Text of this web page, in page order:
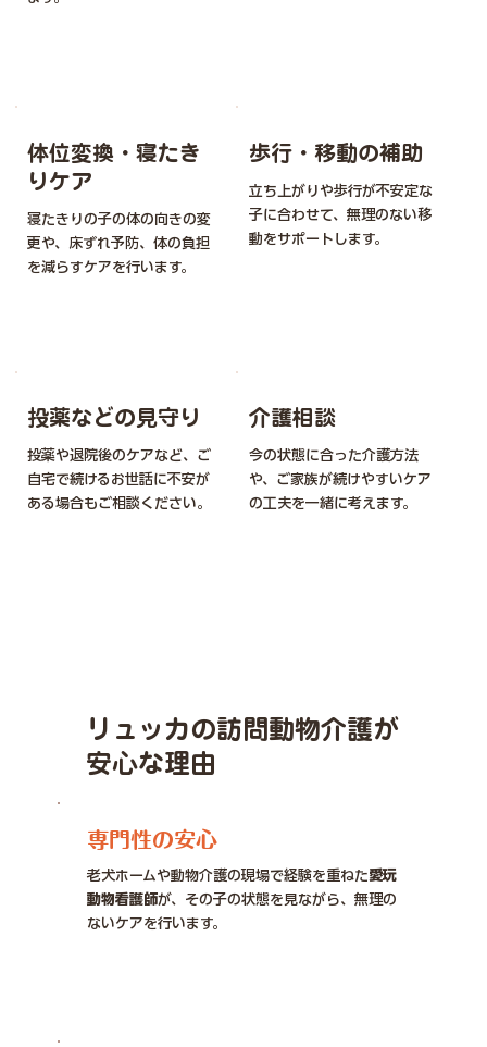
体位変換・寝たき
りケア
寝たきりの子の体の向きの変
更や、床ずれ予防、体の負担
を減らすケアを行います。
歩行・移動の補助
立ち上がりや歩行が不安定な
子に合わせて、無理のない移
動をサポートします。
投薬などの見守り
投薬や退院後のケアなど、ご
自宅で続けるお世話に不安が
ある場合もご相談ください。
介護相談
今の状態に合った介護方法
や、ご家族が続けやすいケア
の工夫を一緒に考えます。
リュッカの訪問動物介護が
安心な理由
専門性の安心
老犬ホームや動物介護の現場で経験を重ねた愛玩
動物看護師が、その子の状態を見ながら、無理の
ないケアを行います。